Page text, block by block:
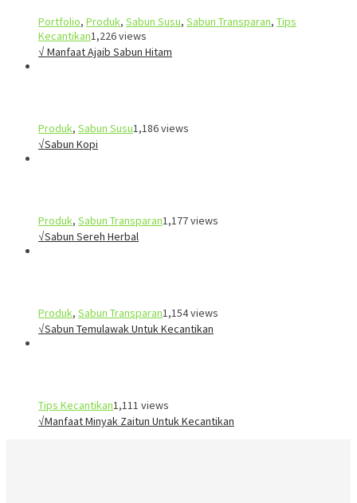
Portfolio, Produk, Sabun Susu, Sabun Transparan, Tips
Kecantikan1,226 views
√ Manfaat Ajaib Sabun Hitam
Produk, Sabun Susu1,186 views
√Sabun Kopi
Produk, Sabun Transparan1,177 views
√Sabun Sereh Herbal
Produk, Sabun Transparan1,154 views
√Sabun Temulawak Untuk Kecantikan
Tips Kecantikan1,111 views
√Manfaat Minyak Zaitun Untuk Kecantikan